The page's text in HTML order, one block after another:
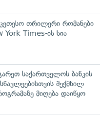
თრილერი რომანები
Times-ის სია
საქართველოს ბანკის
შექმნილ
მიღება დაიწყო